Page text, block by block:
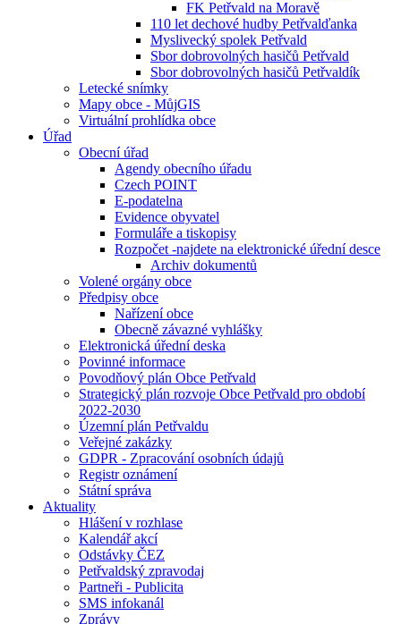
FK Petřvald na Moravě
110 let dechové hudby Petřvalďanka
Myslivecký spolek Petřvald
Sbor dobrovolných hasičů Petřvald
Sbor dobrovolných hasičů Petřvaldík
Letecké snímky
Mapy obce - MůjGIS
Virtuální prohlídka obce
Úřad
Obecní úřad
Agendy obecního úřadu
Czech POINT
E-podatelna
Evidence obyvatel
Formuláře a tiskopisy
Rozpočet -najdete na elektronické úřední desce
Archiv dokumentů
Volené orgány obce
Předpisy obce
Nařízení obce
Obecně závazné vyhlášky
Elektronická úřední deska
Povinné informace
Povodňový plán Obce Petřvald
Strategický plán rozvoje Obce Petřvald pro období
2022-2030
Územní plán Petřvaldu
Veřejné zakázky
GDPR - Zpracování osobních údajů
Registr oznámení
Státní správa
Aktuality
Hlášení v rozhlase
Kalendář akcí
Odstávky ČEZ
Petřvaldský zpravodaj
Partneři - Publicita
SMS infokanál
Zprávy